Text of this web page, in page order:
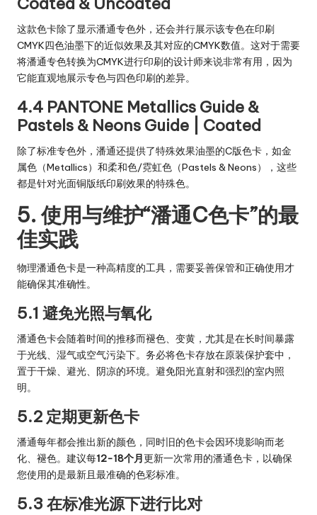
这款色卡除了显示潘通专色外，还会并行展示该专色在印刷
CMYK四色油墨下的近似效果及其对应的CMYK数值。这对于需要
将潘通专色转换为CMYK进行印刷的设计师来说非常有用，因为
它能直观地展示专色与四色印刷的差异。
4.4 PANTONE Metallics Guide &
Pastels & Neons Guide | Coated
除了标准专色外，潘通还提供了特殊效果油墨的C版色卡，如金
属色（Metallics）和柔和色/霓虹色（Pastels & Neons），这些
都是针对光面铜版纸印刷效果的特殊色。
5. 使用与维护“潘通C色卡”的最
佳实践
物理潘通色卡是一种高精度的工具，需要妥善保管和正确使用才
能确保其准确性。
5.1 避免光照与氧化
潘通色卡会随着时间的推移而褪色、变黄，尤其是在长时间暴露
于光线、湿气或空气污染下。务必将色卡存放在原装保护套中，
置于干燥、避光、阴凉的环境。避免阳光直射和强烈的室内照
明。
5.2 定期更新色卡
潘通每年都会推出新的颜色，同时旧的色卡会因环境影响而老
化、褪色。建议每12-18个月更新一次常用的潘通色卡，以确保
您使用的是最新且最准确的色彩标准。
5.3 在标准光源下进行比对